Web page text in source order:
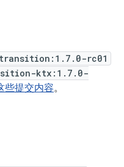
rc01
ktx:1.7.0-
些提交内容。